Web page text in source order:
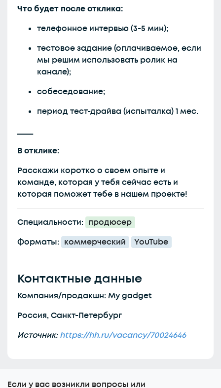
Что будет после отклика:
телефонное интервью (3-5 мин);
тестовое задание (оплачиваемое, если
мы решим использовать ролик на
канале);
собеседование;
период тест-драйва (испыталка) 1 мес.
____
В отклике:
Расскажи коротко о своем опыте и
команде, которая у тебя сейчас есть и
которая поможет тебе в нашем проекте!
Специальности: продюсер
Форматы: коммерческий YouTube
Контактные данные
Компания/продакшн: My gadget
Россия, Санкт-Петербург
Источник:https://hh.ru/vacancy/70024646
Еcли у вас возникли вопросы или